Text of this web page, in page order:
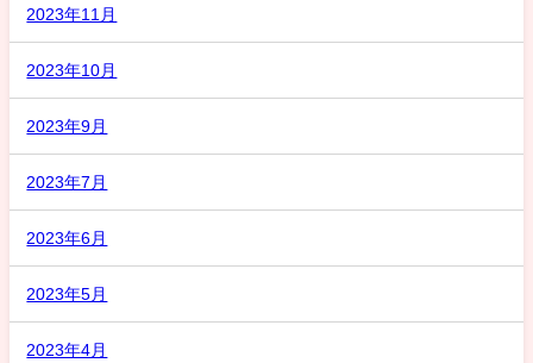
2023年11月
2023年10月
2023年9月
2023年7月
2023年6月
2023年5月
2023年4月